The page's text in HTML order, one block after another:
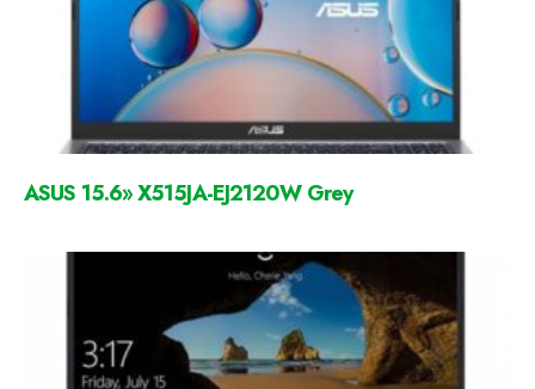
ASUS 15.6» X515JA-EJ2120W Grey